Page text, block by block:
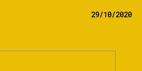
29/10/2020